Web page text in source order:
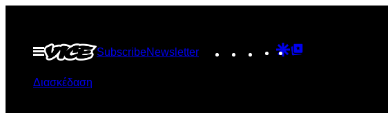
περιεχόμενο
Ανοίξτε
το
SubscribeNewsletter Instagram
TikTokYouTube
Google
Διασκέδαση